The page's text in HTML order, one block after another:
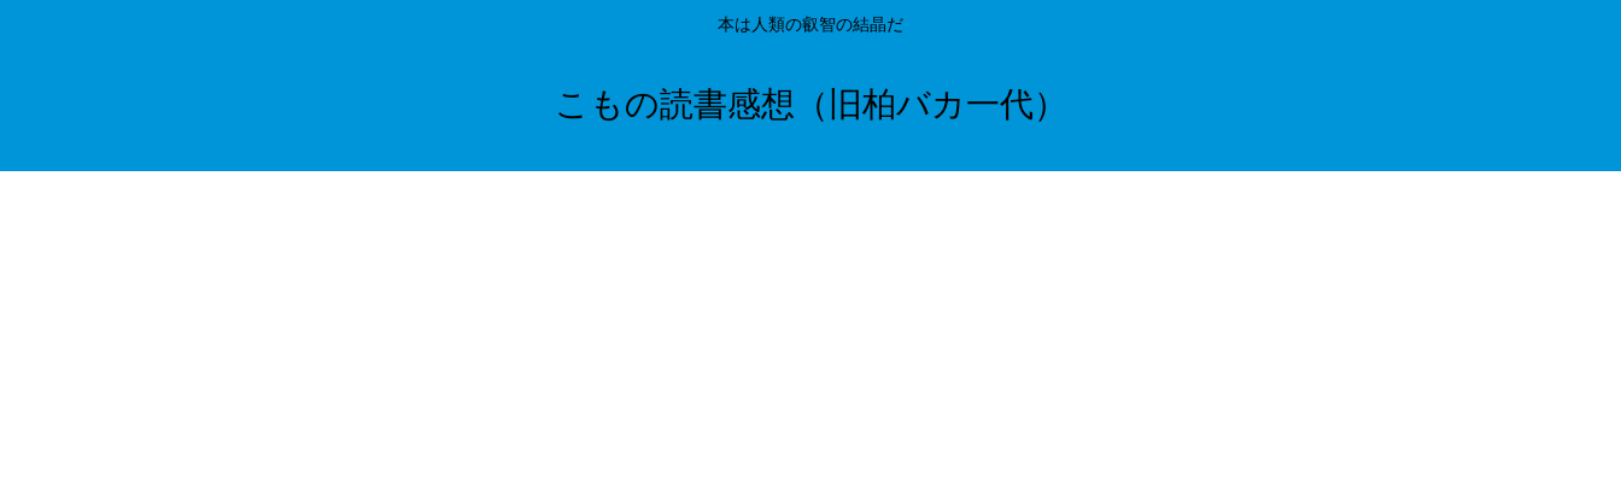
本は人類の叡智の結晶だ
こもの読書感想（旧柏バカ一代）